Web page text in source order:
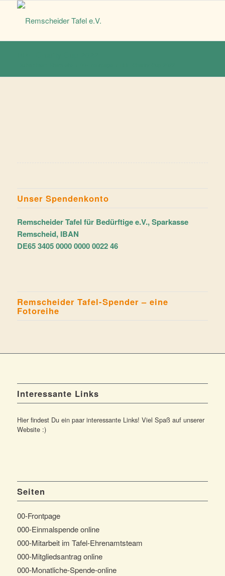
Unser Spendenkonto
Remscheider Tafel für Bedürftige e.V., Sparkasse
Remscheid, IBAN
DE65 3405 0000 0000 0022 46
Remscheider Tafel-Spender – eine
Fotoreihe
Interessante Links
Hier findest Du ein paar interessante Links! Viel Spaß auf unserer
Website :)
Seiten
00-Frontpage
000-Einmalspende online
000-Mitarbeit im Tafel-Ehrenamtsteam
000-Mitgliedsantrag online
000-Monatliche-Spende-online